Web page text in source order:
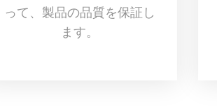
って、製品の品質を保証し
ます。